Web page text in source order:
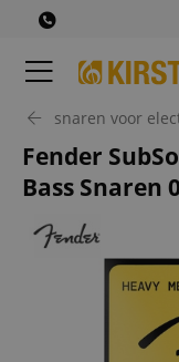
snaren voor
Fender
Bass Snaren